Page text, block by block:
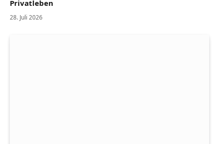
Privatleben
28. Juli 2026